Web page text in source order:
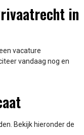
in
vacature
vandaag nog en
Bekijk hieronder de